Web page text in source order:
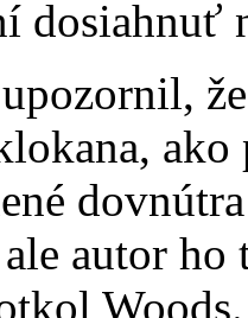
dosiahnuť
autor
Woods.